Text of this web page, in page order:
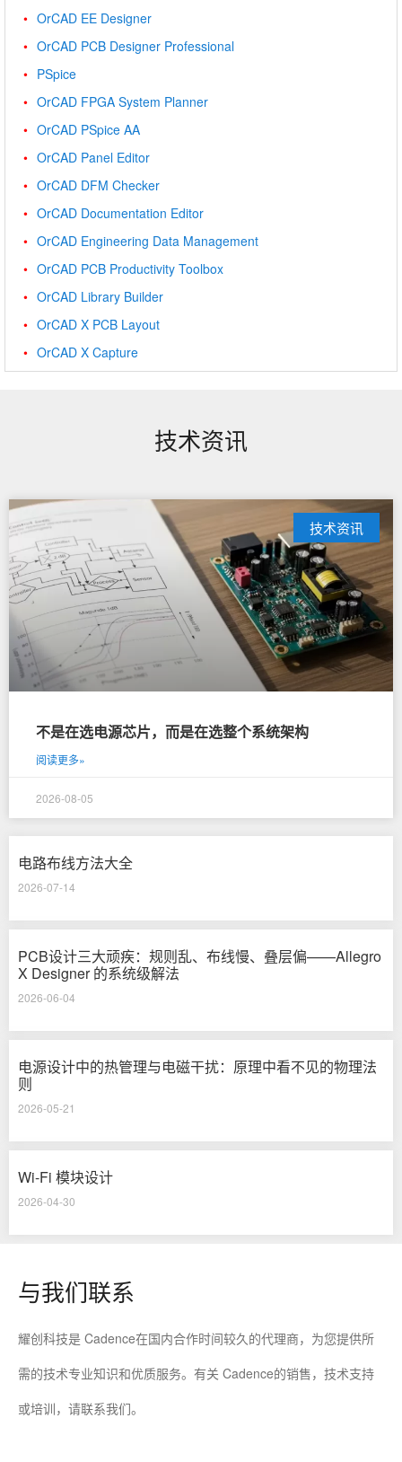
OrCAD EE Designer
OrCAD PCB Designer Professional
PSpice
OrCAD FPGA System Planner
OrCAD PSpice AA
OrCAD Panel Editor
OrCAD DFM Checker
OrCAD Documentation Editor
OrCAD Engineering Data Management
OrCAD PCB Productivity Toolbox
OrCAD Library Builder
OrCAD X PCB Layout
OrCAD X Capture
技术资讯
技术资讯
不是在选电源芯片，而是在选整个系统架构
阅读更多»
2026-08-05
电路布线方法大全
2026-07-14
PCB设计三大顽疾：规则乱、布线慢、叠层偏——Allegro
X Designer 的系统级解法
2026-06-04
电源设计中的热管理与电磁干扰：原理中看不见的物理法
则
2026-05-21
Wi-Fi 模块设计
2026-04-30
与我们联系
耀创科技是 Cadence在国内合作时间较久的代理商，为您提供所
需的技术专业知识和优质服务。有关 Cadence的销售，技术支持
或培训，请联系我们。